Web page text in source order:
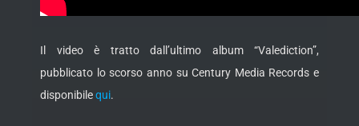
Il video è tratto dall’ultimo album “Valediction”,
pubblicato lo scorso anno su Century Media Records e
disponibilequi.